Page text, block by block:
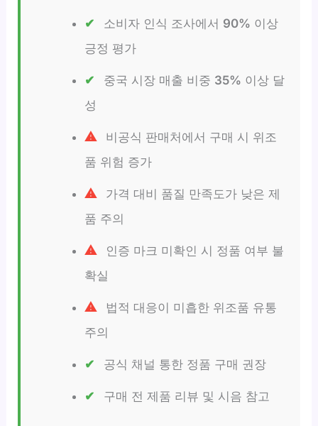
소비자 인식 조사에서 90% 이상
긍정 평가
중국 시장 매출 비중 35% 이상 달
성
비공식 판매처에서 구매 시 위조
품 위험 증가
가격 대비 품질 만족도가 낮은 제
품 주의
인증 마크 미확인 시 정품 여부 불
확실
법적 대응이 미흡한 위조품 유통
주의
공식 채널 통한 정품 구매 권장
구매 전 제품 리뷰 및 시음 참고